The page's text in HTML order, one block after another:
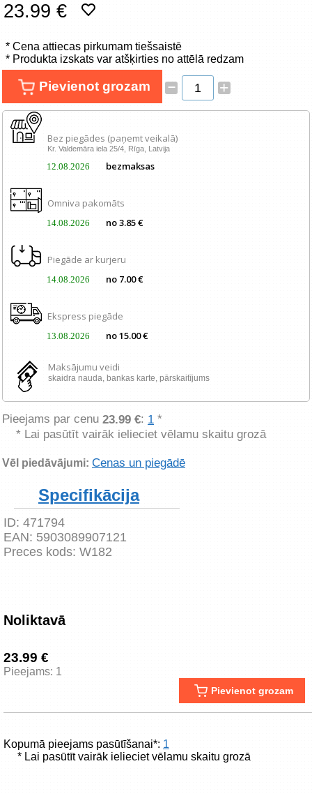
Renewd tehnika, Outlet
23.99 €
* Cena attiecas pirkumam tiešsaistē
* Produkta izskats var atšķirties no attēlā redzam
Pievienot grozam – +
Bez piegādes (paņemt veikalā)
Kr. Valdemāra iela 25/4, Rīga, Latvija
12.08.2026 bezmaksas
Omniva pakomāts
14.08.2026 no 3.85 €
Piegāde ar kurjeru
14.08.2026 no 7.00 €
Ekspress piegāde
13.08.2026 no 15.00 €
Maksājumu veidi
skaidra nauda, ​​bankas karte, pārskaitījums
Pieejams par cenu 23.99 €: 1 *
* Lai pasūtīt vairāk ielieciet vēlamu skaitu grozā
Vēl piedāvājumi: Cenas un piegādē
Specifikācija
ID: 471794
EAN: 5903089907121
Preces kods: W182
Noliktavā
23.99 €
Pieejams: 1
Pievienot grozam
Kopumā pieejams pasūtīšanai*: 1
* Lai pasūtīt vairāk ielieciet vēlamu skaitu grozā